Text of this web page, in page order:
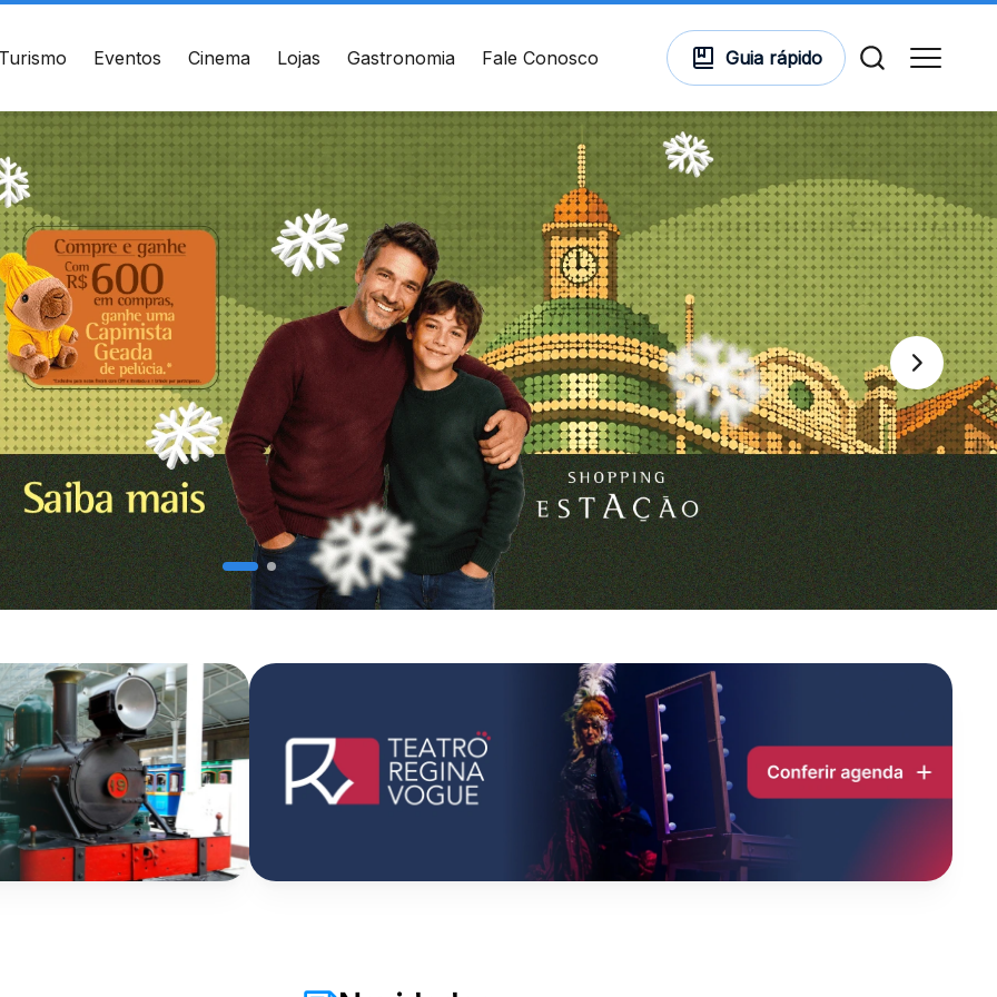
Turismo Eventos Cinema Lojas Gastronomia Fale Conosco Guia rápido
de Setembro, 2775 -
- Curitiba, PR - CEP:
local
Uber
CONTATO
(41) 3094-5300
WhatsApp
Comodidades
Cinema
Vitrine Virtual
Mapa Virtual